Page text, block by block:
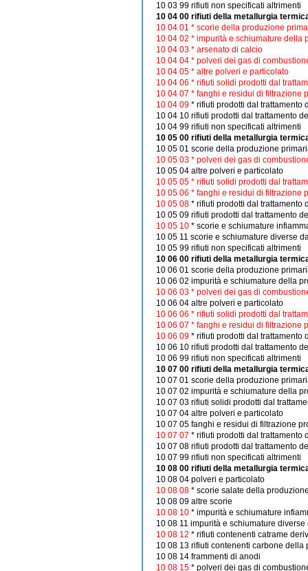
10 03 99 rifiuti non specificati altrimenti
10 04 00 rifiuti della metallurgia
10 04 01 * scorie della produzione
10 04 02 * impurità e schiumature della
10 04 03 * arsenato di calcio
10 04 04 * polveri dei gas di
10 04 05 * altre polveri e particolato
10 04 06 * rifiuti solidi prodotti dal
10 04 07 * fanghi e residui di filtrazione
10 04 09 * rifiuti prodotti dal trattamento
10 04 10 rifiuti prodotti dal trattamento
10 04 99 rifiuti non specificati altrimenti
10 05 00 rifiuti della metallurgia
10 05 01 scorie della produzione
10 05 03 * polveri dei gas di
10 05 04 altre polveri e particolato
10 05 05 * rifiuti solidi prodotti dal
10 05 06 * fanghi e residui di filtrazione
10 05 08 * rifiuti prodotti dal trattamento
10 05 09 rifiuti prodotti dal trattamento
10 05 10 * scorie e schiumature
10 05 11 scorie e schiumature diverse
10 05 99 rifiuti non specificati altrimenti
10 06 00 rifiuti della metallurgia
10 06 01 scorie della produzione
10 06 02 impurità e schiumature della
10 06 03 * polveri dei gas di
10 06 04 altre polveri e particolato
10 06 06 * rifiuti solidi prodotti dal
10 06 07 * fanghi e residui di filtrazione
10 06 09 * rifiuti prodotti dal trattamento
10 06 10 rifiuti prodotti dal trattamento
10 06 99 rifiuti non specificati altrimenti
10 07 00 rifiuti della metallurgia
10 07 01 scorie della produzione
10 07 02 impurità e schiumature della
10 07 03 rifiuti solidi prodotti dal
10 07 04 altre polveri e particolato
10 07 05 fanghi e residui di filtrazione
10 07 07 * rifiuti prodotti dal trattamento
10 07 08 rifiuti prodotti dal trattamento
10 07 99 rifiuti non specificati altrimenti
10 08 00 rifiuti della metallurgia
10 08 04 polveri e particolato
10 08 08 * scorie salate della
10 08 09 altre scorie
10 08 10 * impurità e schiumature
10 08 11 impurità e schiumature
10 08 12 * rifiuti contenenti catrame
10 08 13 rifiuti contenenti carbone
10 08 14 frammenti di anodi
10 08 15 * polveri dei gas di